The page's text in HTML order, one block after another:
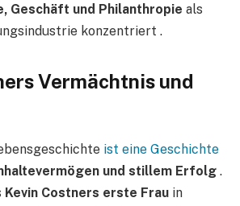
Geschäft und Philanthropie als
konzentriert .
Vermächtnis und
ist eine Geschichte
und stillem Erfolg .
Kevin Costners erste Frau in